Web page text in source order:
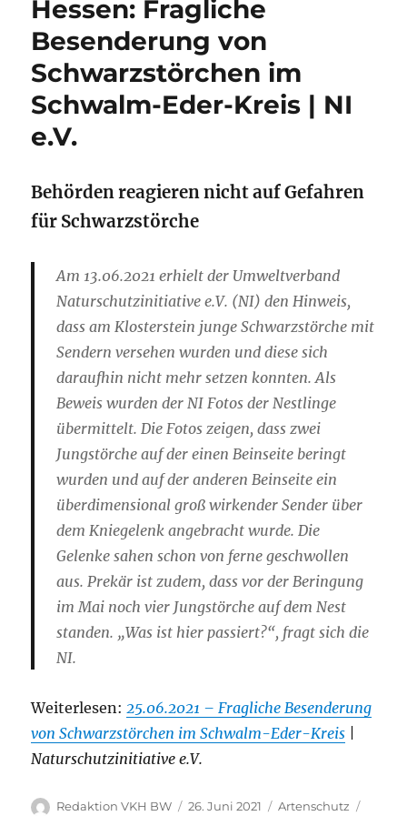
Hessen: Fragliche
Besenderung von
Schwarzstörchen im
Schwalm-Eder-Kreis | NI
e.V.
Behörden reagieren nicht auf Gefahren
für Schwarzstörche
Am 13.06.2021 erhielt der Umweltverband
Naturschutzinitiative e.V. (NI) den Hinweis,
dass am Klosterstein junge Schwarzstörche mit
Sendern versehen wurden und diese sich
daraufhin nicht mehr setzen konnten. Als
Beweis wurden der NI Fotos der Nestlinge
übermittelt. Die Fotos zeigen, dass zwei
Jungstörche auf der einen Beinseite beringt
wurden und auf der anderen Beinseite ein
überdimensional groß wirkender Sender über
dem Kniegelenk angebracht wurde. Die
Gelenke sahen schon von ferne geschwollen
aus. Prekär ist zudem, dass vor der Beringung
im Mai noch vier Jungstörche auf dem Nest
standen. „Was ist hier passiert?“, fragt sich die
NI.
Weiterlesen:25.06.2021 – Fragliche Besenderung
von Schwarzstörchen im Schwalm-Eder-Kreis
Naturschutzinitiative e.V.
Autor
Redaktion VKH BW
Veröffentlicht
26. Juni 2021 Kategorien
Artenschutz